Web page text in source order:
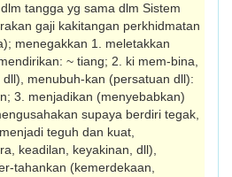
tangga yg sama dlm Sistem
gaji kakitangan perkhidmatan
menegakkan 1. meletakkan
~ tiang; 2. ki mem-bina,
menubuh-kan (persatuan dll):
3. menjadikan (menyebabkan)
supaya berdiri tegak,
teguh dan kuat,
keadilan, keyakinan, dll),
tahankan (kemerdekaan,